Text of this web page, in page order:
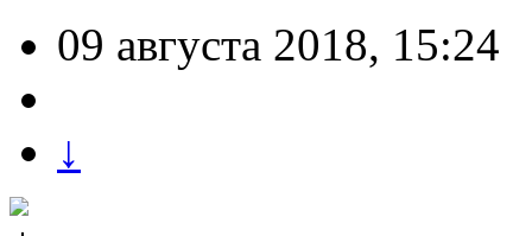
09 августа 2018, 15:24
↓